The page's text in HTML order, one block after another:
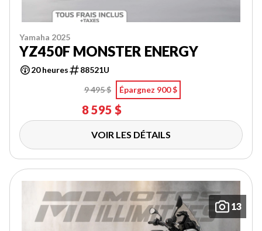
Yamaha 2025
YZ450F MONSTER ENERGY
20 heures
88521U
9 495 $
Épargnez 900 $
8 595 $
VOIR LES DÉTAILS
13